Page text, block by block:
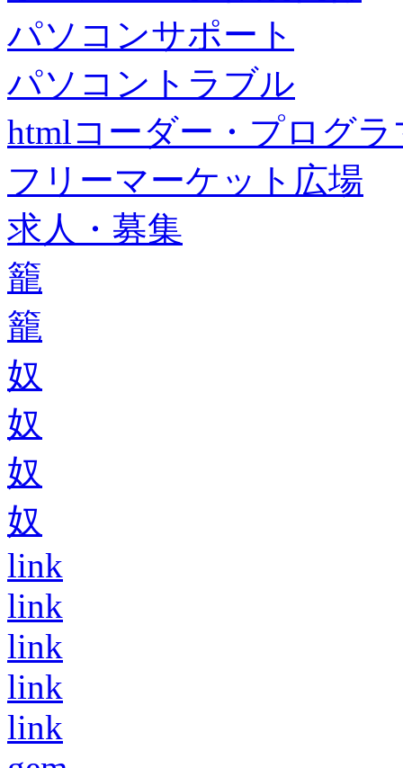
パソコンサポート
パソコントラブル
htmlコーダー・プログラ
フリーマーケット広場
求人・募集
籠
籠
奴
奴
奴
奴
link
link
link
link
link